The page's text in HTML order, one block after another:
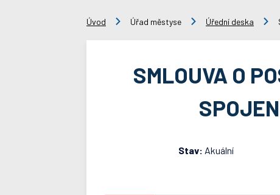
Úvod Úřad městyse Úřední deska
SMLOUVA O
Stav: Akuální